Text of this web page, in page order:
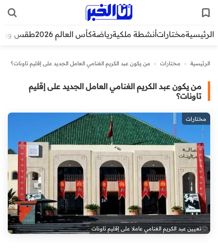
الرئيسيةمختاراتأنشطة ملكيةرياضةكأس العالم 2026 طقس
الرئيسية > مختارات > من يكون عبد الكريم الغنامي العامل الجديد على إقليم تاونات؟
من يكون عبد الكريم الغنامي العامل الجديد على إقليم
تاونات؟
مختارات
تعيين عبد الكريم الغنامي عاملا على إقليم تاونات